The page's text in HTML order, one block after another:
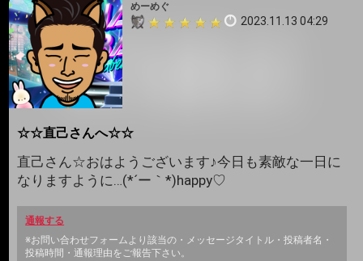
めーめぐ
2023.11.13 04:29
☆☆直己さんへ☆☆
直己さん☆おはようございます♪今日も素敵な一日に
なりますように…(*´ー｀*)happy♡
通報する
※お問い合わせフォームより該当の・メッセージタイトル・投稿者名・
投稿時間・通報理由をご報告下さい。